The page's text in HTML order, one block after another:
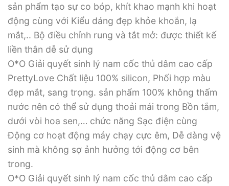
sản phẩm tạo sự co bóp, khít khao mạnh khi hoạt
động cùng với Kiểu dáng đẹp khỏe khoắn, lạ
mắt,.. Bộ điều chỉnh rung và tắt mở: được thiết kế
liền thân dễ sử dụng
O*O Giải quyết sinh lý nam cốc thủ dâm cao cấp
PrettyLove Chất liệu 100% silicon, Phối hợp màu
đẹp mắt, sang trọng. sản phẩm 100% không thấm
nước nên có thể sử dụng thoải mái trong Bồn tắm,
dưới vòi hoa sen,… chức năng Sạc điện cùng
Động cơ hoạt động máy chạy cực êm, Dễ dàng vệ
sinh mà không sợ ảnh hưởng tới động cơ bên
trong.
O*O Giải quyết sinh lý nam cốc thủ dâm cao cấp